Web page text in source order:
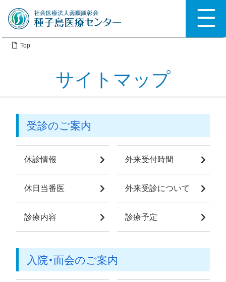
Top
サイトマップ
受診のご案内
休診情報 外来受付時間
休日当番医 外来受診について
診療内容 診療予定
入院・面会のご案内